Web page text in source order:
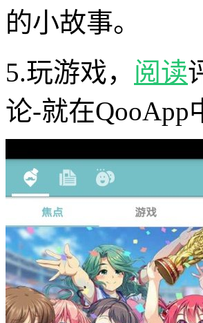
的小故事。
5.玩游戏， 阅读
论-就在QooApp